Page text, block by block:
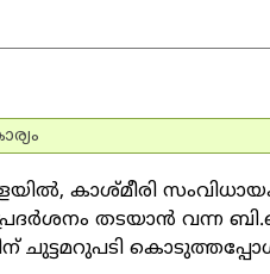
കാശ്മീരി
തടയാന്‍ വന്ന
ചുട്ടമറുപടി